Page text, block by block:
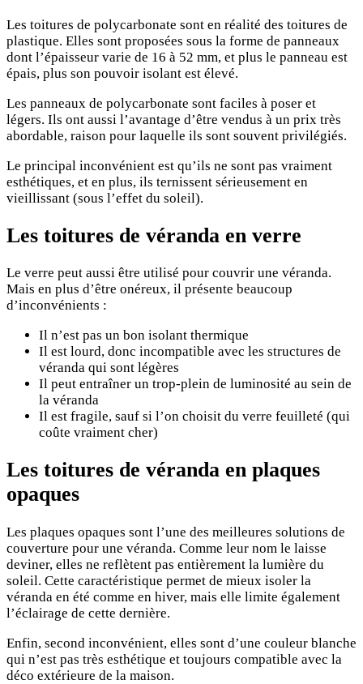
Les toitures de polycarbonate sont en réalité des toitures de
plastique. Elles sont proposées sous la forme de panneaux
dont l’épaisseur varie de 16 à 52 mm, et plus le panneau est
épais, plus son pouvoir isolant est élevé.
Les panneaux de polycarbonate sont faciles à poser et
légers. Ils ont aussi l’avantage d’être vendus à un prix très
abordable, raison pour laquelle ils sont souvent privilégiés.
Le principal inconvénient est qu’ils ne sont pas vraiment
esthétiques, et en plus, ils ternissent sérieusement en
vieillissant (sous l’effet du soleil).
Les toitures de véranda en verre
Le verre peut aussi être utilisé pour couvrir une véranda.
Mais en plus d’être onéreux, il présente beaucoup
d’inconvénients :
Il n’est pas un bon isolant thermique
Il est lourd, donc incompatible avec les structures de
véranda qui sont légères
Il peut entraîner un trop-plein de luminosité au sein de
la véranda
Il est fragile, sauf si l’on choisit du verre feuilleté (qui
coûte vraiment cher)
Les toitures de véranda en plaques
opaques
Les plaques opaques sont l’une des meilleures solutions de
couverture pour une véranda. Comme leur nom le laisse
deviner, elles ne reflètent pas entièrement la lumière du
soleil. Cette caractéristique permet de mieux isoler la
véranda en été comme en hiver, mais elle limite également
l’éclairage de cette dernière.
Enfin, second inconvénient, elles sont d’une couleur blanche
qui n’est pas très esthétique et toujours compatible avec la
déco extérieure de la maison.